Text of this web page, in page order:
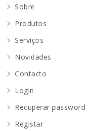
Sobre
Produtos
Serviços
Novidades
Contacto
Login
Recuperar password
Registar